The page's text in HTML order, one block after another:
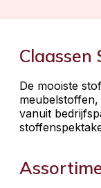
Claassen
De mooiste
vanuit